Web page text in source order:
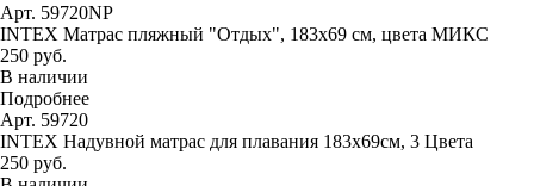
Арт. 59720NP
INTEX Матрас пляжный "Отдых", 183х69 см, цвета МИКС
250 руб.
В наличии
Подробнее
Арт. 59720
INTEX Надувной матрас для плавания 183х69см, 3 Цвета
250 руб.